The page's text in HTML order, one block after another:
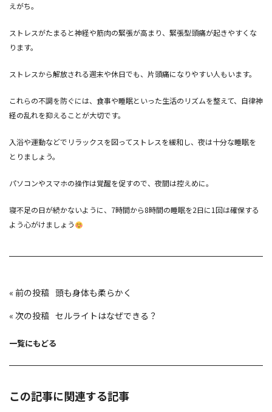
えがち。
ストレスがたまると神経や筋肉の緊張が高まり、緊張型頭痛が起きやすくな
ります。
ストレスから解放される週末や休日でも、片頭痛になりやすい人もいます。
これらの不調を防ぐには、食事や睡眠といった生活のリズムを整えて、自律神
経の乱れを抑えることが大切です。
入浴や運動などでリラックスを図ってストレスを緩和し、夜は十分な睡眠を
とりましょう。
パソコンやスマホの操作は覚醒を促すので、夜間は控えめに。
寝不足の日が続かないように、 7時間から8時間の睡眠を2日に1回は確保する
よう心がけましょう
投
稿
ゲ
ョ
«
頭も身体も柔らかく
«
セルライトはなぜできる？
一覧にもどる
この記事に関連する記事